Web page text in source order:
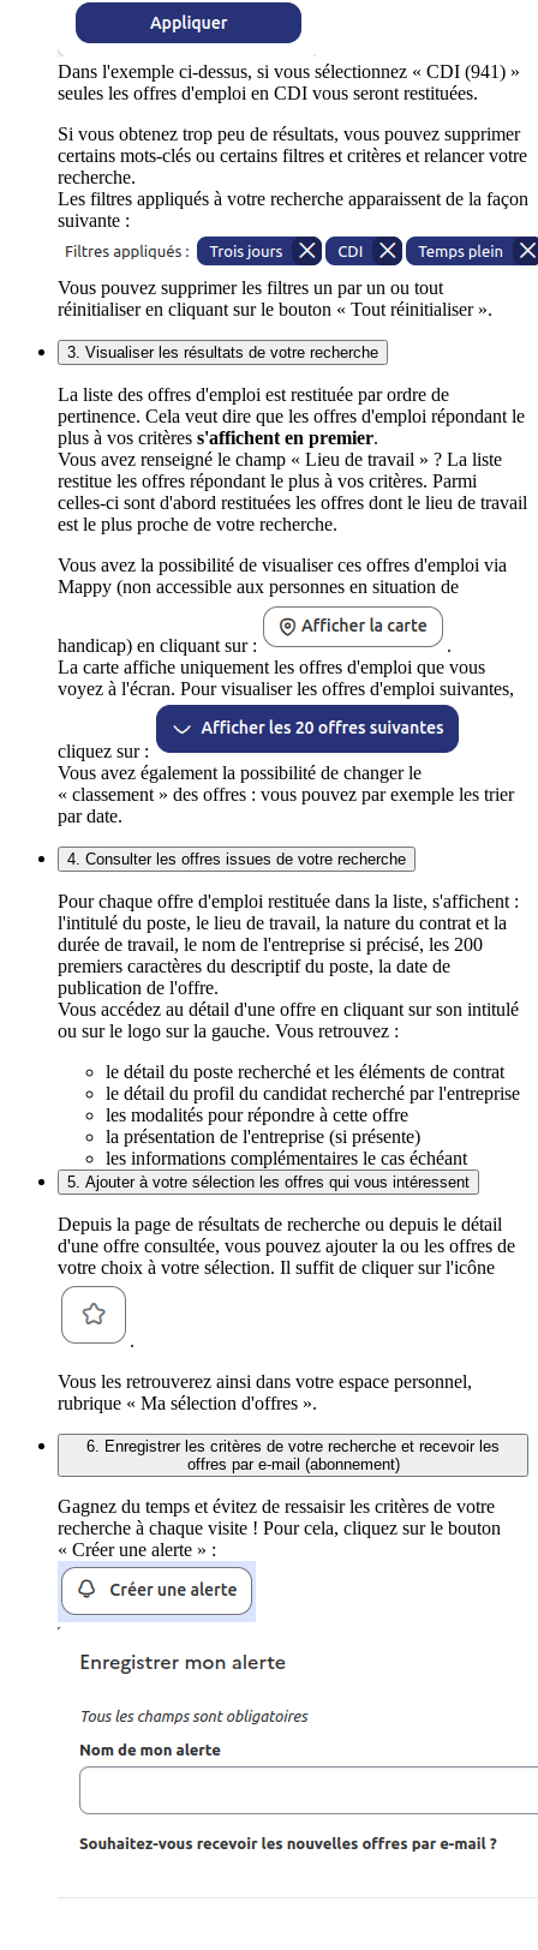
Dans l'exemple ci-dessus, si vous sélectionnez « CDI (941) »
seules les offres d'emploi en CDI vous seront restituées.
Si vous obtenez trop peu de résultats, vous pouvez supprimer
certains mots-clés ou certains filtres et critères et relancer votre
recherche.
Les filtres appliqués à votre recherche apparaissent de la façon
suivante :
Vous pouvez supprimer les filtres un par un ou tout
réinitialiser en cliquant sur le bouton « Tout réinitialiser ».
3. Visualiser les résultats de votre recherche
La liste des offres d'emploi est restituée par ordre de
pertinence. Cela veut dire que les offres d'emploi répondant le
plus à vos critères s'affichent en premier.
Vous avez renseigné le champ « Lieu de travail » ? La liste
restitue les offres répondant le plus à vos critères. Parmi
celles-ci sont d'abord restituées les offres dont le lieu de travail
est le plus proche de votre recherche.
Vous avez la possibilité de visualiser ces offres d'emploi via
Mappy (non accessible aux personnes en situation de
handicap) en cliquant sur :
.
La carte affiche uniquement les offres d'emploi que vous
voyez à l'écran. Pour visualiser les offres d'emploi suivantes,
cliquez sur :
Vous avez également la possibilité de changer le
« classement » des offres : vous pouvez par exemple les trier
par date.
4. Consulter les offres issues de votre recherche
Pour chaque offre d'emploi restituée dans la liste, s'affichent :
l'intitulé du poste, le lieu de travail, la nature du contrat et la
durée de travail, le nom de l'entreprise si précisé, les 200
premiers caractères du descriptif du poste, la date de
publication de l'offre.
Vous accédez au détail d'une offre en cliquant sur son intitulé
ou sur le logo sur la gauche. Vous retrouvez :
le détail du poste recherché et les éléments de contrat
le détail du profil du candidat recherché par l'entreprise
les modalités pour répondre à cette offre
la présentation de l'entreprise (si présente)
les informations complémentaires le cas échéant
5. Ajouter à votre sélection les offres qui vous intéressent
Depuis la page de résultats de recherche ou depuis le détail
d'une offre consultée, vous pouvez ajouter la ou les offres de
votre choix à votre sélection. Il suffit de cliquer sur l'icône
.
Vous les retrouverez ainsi dans votre espace personnel,
rubrique « Ma sélection d'offres ».
6. Enregistrer les critères de votre recherche et recevoir les
offres par e-mail (abonnement)
Gagnez du temps et évitez de ressaisir les critères de votre
recherche à chaque visite ! Pour cela, cliquez sur le bouton
« Créer une alerte » :